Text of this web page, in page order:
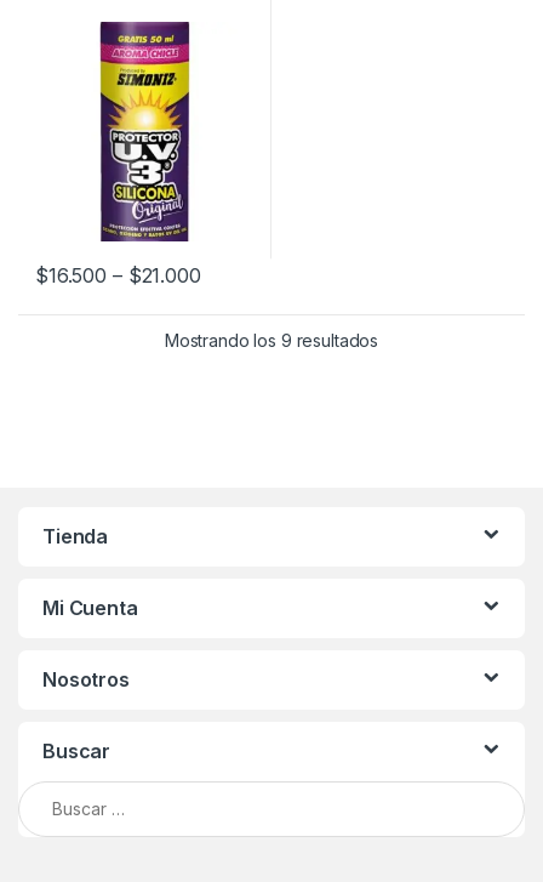
$16.500 – $21.000
Este producto tiene múltiples variantes. Las opciones se
Mostrando los 9 resultados
Tienda
Mi Cuenta
Nosotros
Buscar
Buscar: